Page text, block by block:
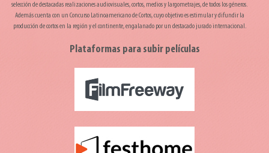
selección de destacadas realizaciones audiovisuales, cortos, medios y largometrajes, de todos los géneros.
Además cuenta con un Concurso Latinoamericano de Cortos, cuyo objetivo es estimular y difundir la
producción de cortos en la región y el continente, engalanado por un destacado jurado internacional.
Plataformas para subir películas